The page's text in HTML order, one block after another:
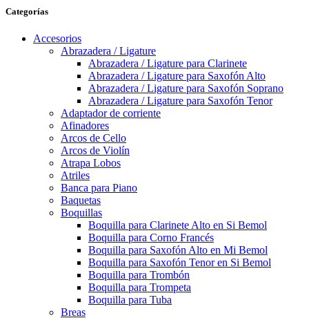
Categorías
Accesorios
Abrazadera / Ligature
Abrazadera / Ligature para Clarinete
Abrazadera / Ligature para Saxofón Alto
Abrazadera / Ligature para Saxofón Soprano
Abrazadera / Ligature para Saxofón Tenor
Adaptador de corriente
Afinadores
Arcos de Cello
Arcos de Violín
Atrapa Lobos
Atriles
Banca para Piano
Baquetas
Boquillas
Boquilla para Clarinete Alto en Si Bemol
Boquilla para Corno Francés
Boquilla para Saxofón Alto en Mi Bemol
Boquilla para Saxofón Tenor en Si Bemol
Boquilla para Trombón
Boquilla para Trompeta
Boquilla para Tuba
Breas